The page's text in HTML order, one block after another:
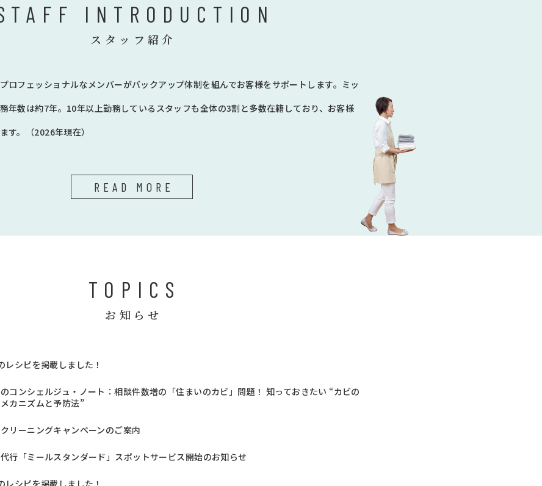
INTRODUCTION
スタッフ紹介
ロフェッショナルなメンバーがバックアップ体制を組んでお客様をサポートします。ミッ
年数は約7年。10年以上勤務しているスタッフも全体の3割と多数在籍しており、お客様
す。（2026年現在）
READ MORE
TOPICS
お知らせ
レシピを掲載しました！
コンシェルジュ・ノート：相談件数増の「住まいのカビ」問題！ 知っておきたい “カビの
カニズムと予防法”
リーニングキャンペーンのご案内
行「ミールスタンダード」スポットサービス開始のお知らせ
レシピを掲載しました！